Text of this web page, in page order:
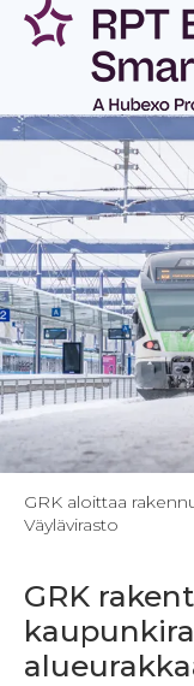
Siirry
sisältöön
GRK aloittaa
Väylävirasto
GRK